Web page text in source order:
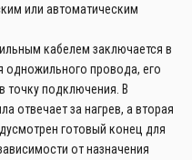
или автоматическим
кабелем заключается в
провода, его
точку подключения. В
отвечает за нагрев, а вторая
готовый конец для
от назначения